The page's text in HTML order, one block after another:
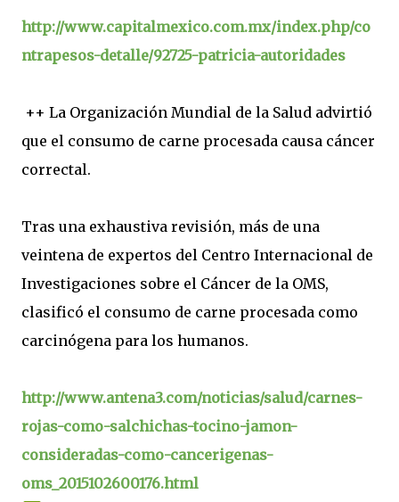
http://www.capitalmexico.com.mx/index.php/co
ntrapesos-detalle/92725-patricia-autoridades
++ La Organización Mundial de la Salud advirtió
que el consumo de carne procesada causa cáncer
correctal.
Tras una exhaustiva revisión, más de una
veintena de expertos del Centro Internacional de
Investigaciones sobre el Cáncer de la OMS,
clasificó el consumo de carne procesada como
carcinógena para los humanos.
http://www.antena3.com/noticias/salud/carnes-
rojas-como-salchichas-tocino-jamon-
consideradas-como-cancerigenas-
oms_2015102600176.html